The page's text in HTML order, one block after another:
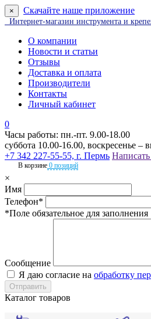
× Скачайте наше приложение
Интернет-магазин инструмента и
О компании
Новости и статьи
Отзывы
Доставка и оплата
Производители
Контакты
Личный кабинет
0
Часы работы: пн.-пт. 9.00-18.00
суббота 10.00-16.00, воскресенье –
+7 342 227-55-55, г. Пермь
В корзине 0 позиций
×
Имя
Телефон*
*Поле обязательное для заполнения
Сообщение
Я даю согласие на обработку
Каталог товаров